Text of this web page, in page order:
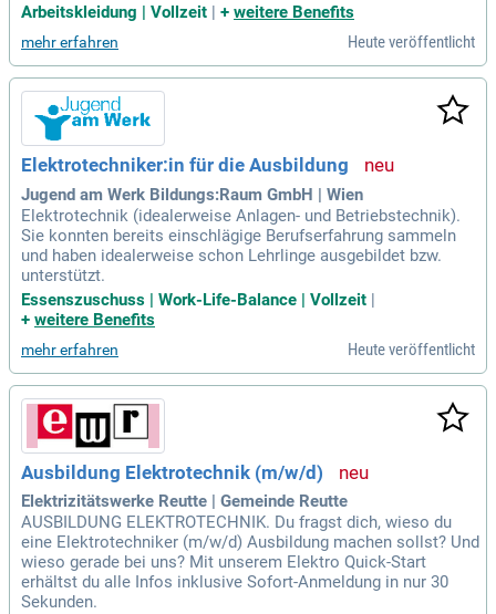
Arbeitskleidung | Vollzeit
+ weitere Benefits
mehr erfahren Heute veröffentlicht
Elektrotechniker:in für die Ausbildung
Jugend am Werk Bildungs:Raum GmbH | Wien
Elektrotechnik (idealerweise Anlagen- und Betriebstechnik).
Sie konnten bereits einschlägige Berufserfahrung sammeln
und haben idealerweise schon Lehrlinge ausgebildet bzw.
unterstützt.
Essenszuschuss | Work-Life-Balance | Vollzeit |
+ weitere Benefits
mehr erfahren Heute veröffentlicht
Ausbildung Elektrotechnik (m/w/d)
Elektrizitätswerke Reutte | Gemeinde Reutte
AUSBILDUNG ELEKTROTECHNIK. Du fragst dich, wieso du
eine Elektrotechniker (m/w/d) Ausbildung machen sollst? Und
wieso gerade bei uns? Mit unserem Elektro Quick-Start
erhältst du alle Infos inklusive Sofort-Anmeldung in nur 30
Sekunden.